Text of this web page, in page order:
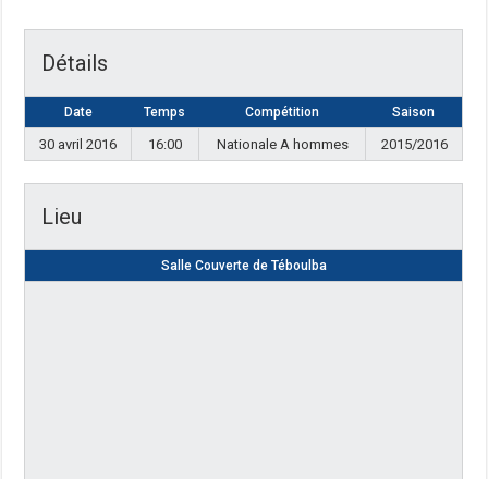
Détails
Date Temps Compétition Saison
30 avril 2016 16:00 Nationale A hommes 2015/2016
Lieu
Salle Couverte de Téboulba